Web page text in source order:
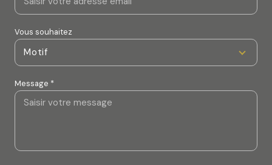
Vous souhaitez
Motif
Message *